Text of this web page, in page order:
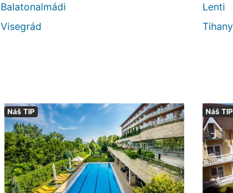
Balatonalmádi Lenti
Visegrád Tihany
Náš TIP Náš TIP